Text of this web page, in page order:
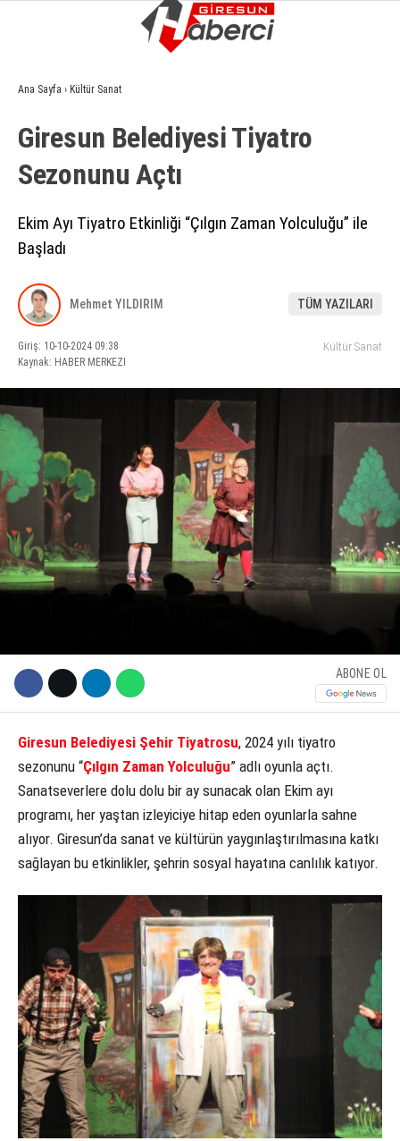
WhatsApp İhbar Hattı
Facebook
Youtube
GÜNDEM
EKONOMI
SIYASET
ASAYIŞ
SPOR
YAŞAM
EĞITIM
KÜLTÜR SANAT
SERVISLER
Ana Sayfa › Kültür Sanat
Giresun Belediyesi Tiyatro
Sezonunu Açtı
Ekim Ayı Tiyatro Etkinliği “Çılgın Zaman Yolculuğu” ile
Başladı
Mehmet YILDIRIM TÜM YAZILARI
Giriş: 10-10-2024 09:38
Kaynak: HABER MERKEZI
Kültür Sanat
ABONE OL
Giresun Belediyesi Şehir Tiyatrosu, 2024 yılı tiyatro
sezonunu “Çılgın Zaman Yolculuğu” adlı oyunla açtı.
Sanatseverlere dolu dolu bir ay sunacak olan Ekim ayı
programı, her yaştan izleyiciye hitap eden oyunlarla sahne
alıyor. Giresun’da sanat ve kültürün yaygınlaştırılmasına katkı
sağlayan bu etkinlikler, şehrin sosyal hayatına canlılık katıyor.